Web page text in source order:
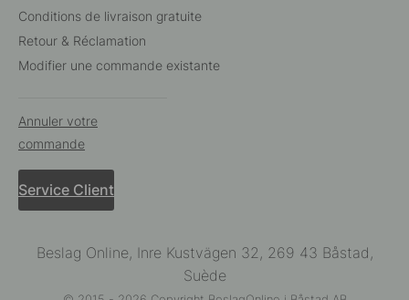
Conditions de livraison gratuite
Retour & Réclamation
Modifier une commande existante
Annuler votre
commande
Service Client
Beslag Online, Inre Kustvägen 32, 269 43 Båstad,
Suède